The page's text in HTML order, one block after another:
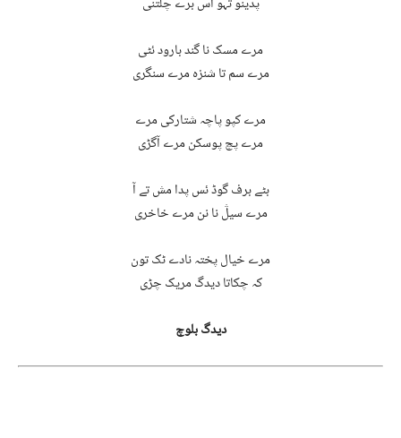
مرے مسک نا گند بارود ئٹی
مرے سم تا شنزہ مرے سنگری
مرے کپو پاچہ شتارکی مرے
مرے پچ پوسکن مرے آگڑی
بٹے برف گوڈ ئس پدا مش تے آ
مرے سیڷ نا نن مرے خاخری
مرے خیال پختہ نادے ٹک تون
کہ چکاتا دیدگ مریک چڑی
دیدگ بلوچ